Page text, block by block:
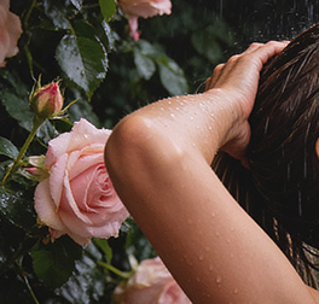
специальным, очень мягким и
неприятные ощущения в
Полупрозрачные, однородные по
швами и хлопчатобумажной
ластовицей.